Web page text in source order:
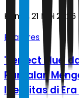
Kamis, 21 Mei 2026
Features
'Perfect Blue'
Ramalan
Identitas di